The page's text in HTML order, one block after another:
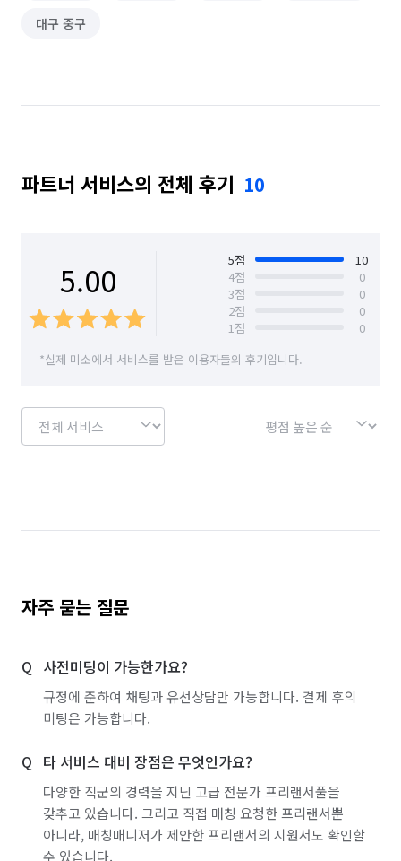
대구 중구
파트너 서비스의 전체 후기 10
5.00 5점
10
4점
0
3점
0
2점
0
1점
0
*실제 미소에서 서비스를 받은 이용자들의 후기입니다.
자주 묻는 질문
사전미팅이 가능한가요?
규정에 준하여 채팅과 유선상담만 가능합니다. 결제 후의
미팅은 가능합니다.
타 서비스 대비 장점은 무엇인가요?
다양한 직군의 경력을 지닌 고급 전문가 프리랜서풀을
갖추고 있습니다. 그리고 직접 매칭 요청한 프리랜서뿐
아니라, 매칭매니저가 제안한 프리랜서의 지원서도 확인할
수 있습니다.